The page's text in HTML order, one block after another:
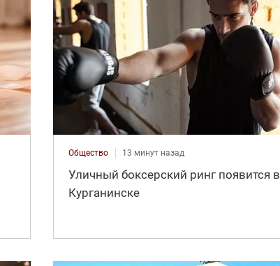
Общество 13 минут назад
Уличный боксерский ринг появится в
Курганинске